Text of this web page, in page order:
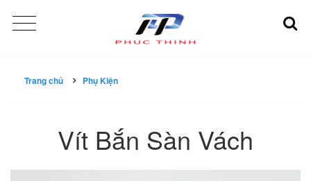
Trang chủ Phụ Kiện
Vít Bắn Sàn Vách